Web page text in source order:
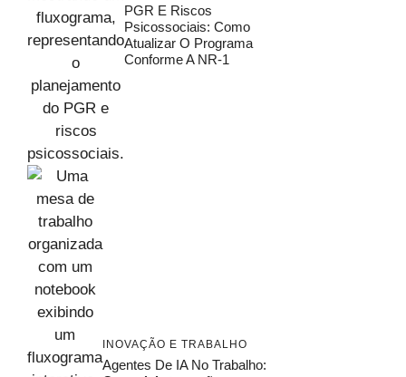
PGR E Riscos
Psicossociais: Como
Atualizar O Programa
Conforme A NR-1
INOVAÇÃO E TRABALHO
Agentes De IA No Trabalho: